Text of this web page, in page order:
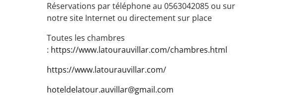
Réservations par téléphone au 0563042085 ou sur
notre site Internet ou directement sur place
Toutes les chambres
: https://www.latourauvillar.com/chambres.html
https://www.latourauvillar.com/
hoteldelatour.auvillar@gmail.com